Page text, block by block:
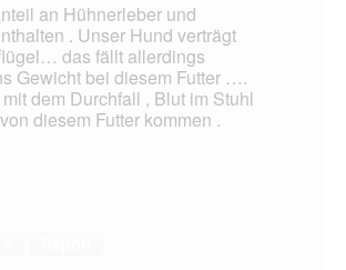
an Hühnerleber und
. Unser Hund verträgt
das fällt allerdings
Gewicht bei diesem Futter ….
dem Durchfall , Blut im Stuhl
diesem Futter kommen .